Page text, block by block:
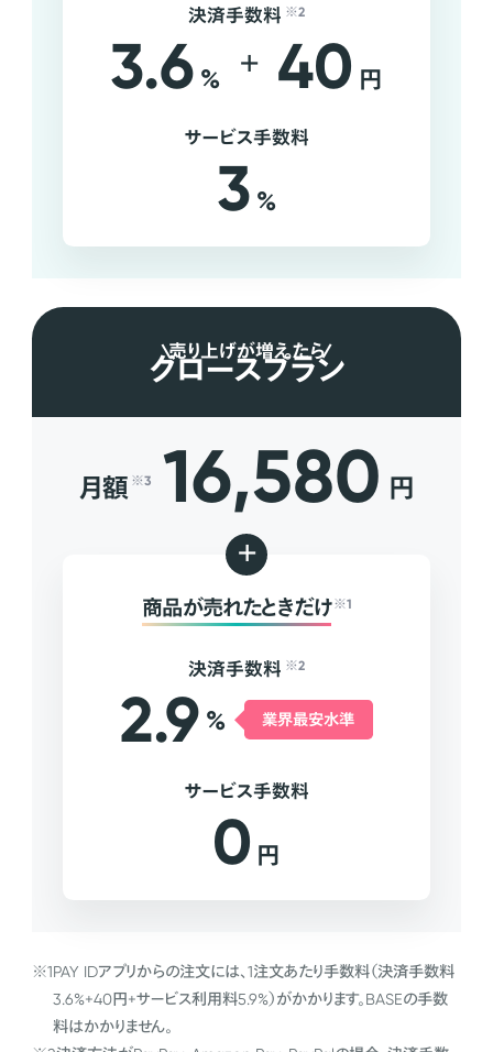
決済手数料 ※2
3.6 % + 40 円
サービス手数料
3 %
売り上げが増えたら
グロースプラン
月額 ※3 16,580 円
+
商品が売れたときだけ ※1
決済手数料 ※2
2.9 % 業界最安水準
サービス手数料
0 円
※1PAY IDアプリからの注文には、1注文あたり手数料（決済手数料
3.6%+40円+サービス利用料5.9%）がかかります。BASEの手数
料はかかりません。